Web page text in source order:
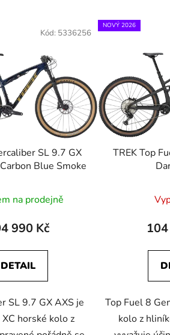
SL 9.7 GX
Blue Smoke
na prodejně
990 Kč
DETAIL
SL 9.7 GX AXS je
horské kolo z
Kód: 5336256
NOVÝ 2026
TREK Top
Top Fuel 8
kolo z